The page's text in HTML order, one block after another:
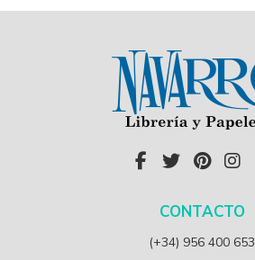
CONTACTO
(+34) 956 400 653